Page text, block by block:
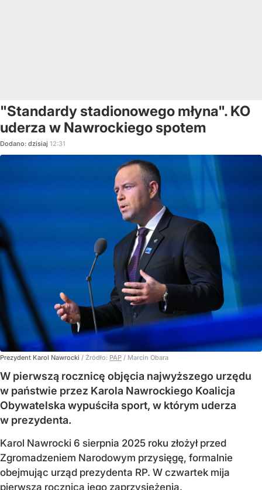
"Standardy stadionowego młyna". KO
uderza w Nawrockiego spotem
Dodano: dzisiaj 12:31
Prezydent Karol Nawrocki / Źródło: PAP / Marcin Obara
W pierwszą rocznicę objęcia najwyższego urzędu
w państwie przez Karola Nawrockiego Koalicja
Obywatelska wypuściła sport, w którym uderza
w prezydenta.
Karol Nawrocki 6 sierpnia 2025 roku złożył przed
Zgromadzeniem Narodowym przysięgę, formalnie
obejmując urząd prezydenta RP. W czwartek mija
pierwsza rocznica jego zaprzysiężenia.